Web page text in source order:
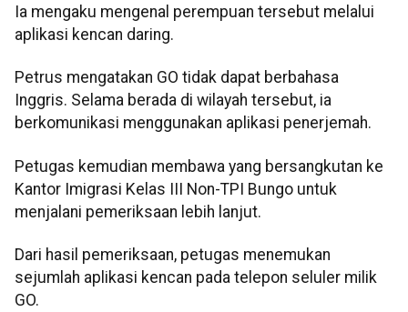
Ia mengaku mengenal perempuan tersebut melalui
aplikasi kencan daring.
Petrus mengatakan GO tidak dapat berbahasa
Inggris. Selama berada di wilayah tersebut, ia
berkomunikasi menggunakan aplikasi penerjemah.
Petugas kemudian membawa yang bersangkutan ke
Kantor Imigrasi Kelas III Non-TPI Bungo untuk
menjalani pemeriksaan lebih lanjut.
Dari hasil pemeriksaan, petugas menemukan
sejumlah aplikasi kencan pada telepon seluler milik
GO.